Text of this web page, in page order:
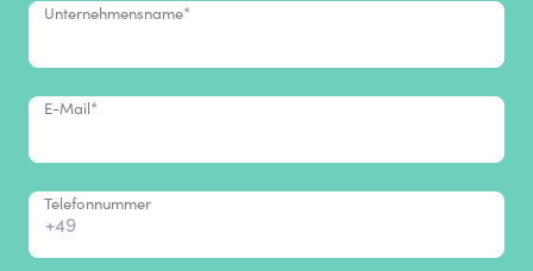
Unternehmensname*
E-Mail*
Telefonnummer